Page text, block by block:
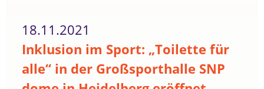
18.11.2021
Inklusion im Sport: „Toilette für
alle“ in der Großsporthalle SNP